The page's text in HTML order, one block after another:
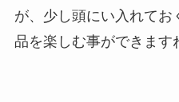
が、少し頭にい入れて
品を楽しむ事ができます